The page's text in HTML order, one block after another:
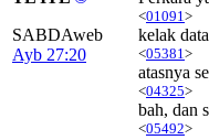
SABDAweb
Ayb 27:20
<01091 >
kelak
<05381 >
atasnya
<04325>
bah, dan
<05492>